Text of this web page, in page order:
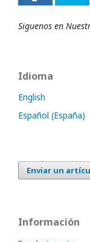
Siguenos en
Idioma
English
Español (España)
Enviar un
Información